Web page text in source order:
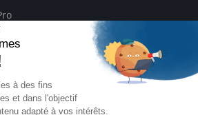
de formation
à l'informatique en ligne,